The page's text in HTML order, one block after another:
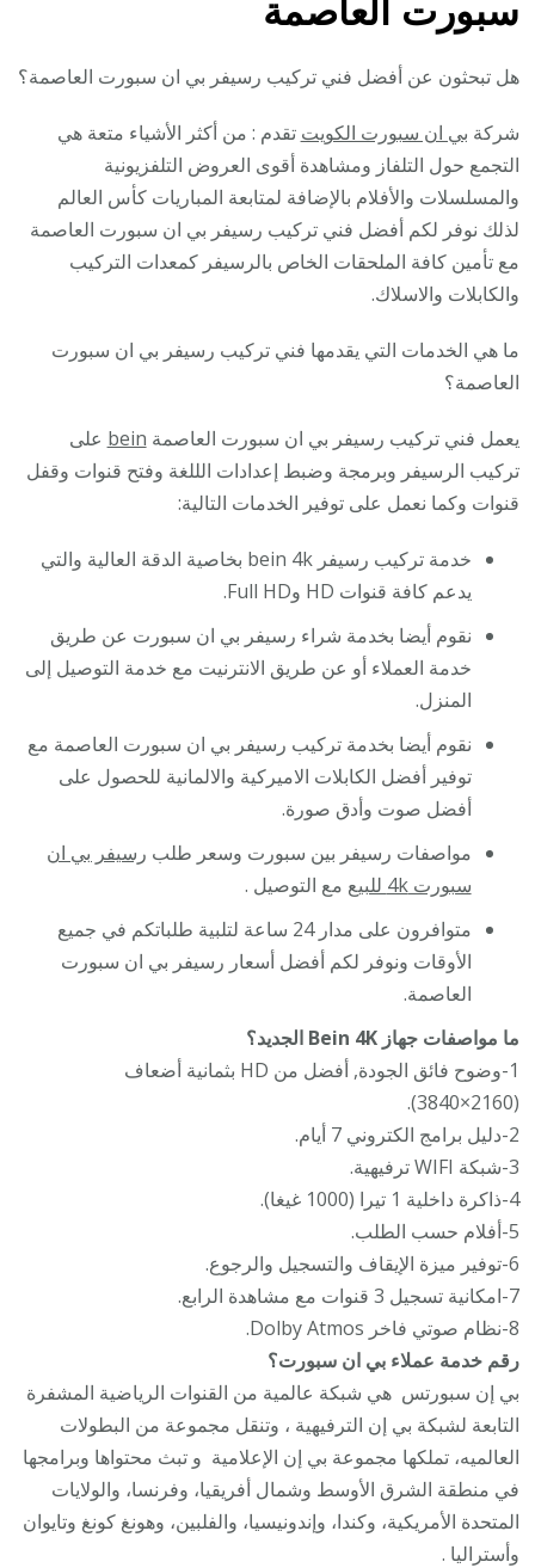
سبورت العاصمة
هل تبحثون عن أفضل فني تركيب رسيفر بي ان سبورت العاصمة؟
شركة بي ان سبورت الكويت تقدم : من أكثر الأشياء متعة هي
التجمع حول التلفاز ومشاهدة أقوى العروض التلفزيونية
والمسلسلات والأفلام بالإضافة لمتابعة المباريات كأس العالم
لذلك نوفر لكم أفضل فني تركيب رسيفر بي ان سبورت العاصمة
مع تأمين كافة الملحقات الخاص بالرسيفر كمعدات التركيب
والكابلات والاسلاك.
ما هي الخدمات التي يقدمها فني تركيب رسيفر بي ان سبورت
العاصمة؟
يعمل فني تركيب رسيفر بي ان سبورت العاصمة bein على
تركيب الرسيفر وبرمجة وضبط إعدادات الللغة وفتح قنوات وقفل
قنوات وكما نعمل على توفير الخدمات التالية:
خدمة تركيب رسيفر bein 4k بخاصية الدقة العالية والتي
يدعم كافة قنوات HD وFull HD.
نقوم أيضا بخدمة شراء رسيفر بي ان سبورت عن طريق
خدمة العملاء أو عن طريق الانترنيت مع خدمة التوصيل إلى
المنزل.
نقوم أيضا بخدمة تركيب رسيفر بي ان سبورت العاصمة مع
توفير أفضل الكابلات الاميركية والالمانية للحصول على
أفضل صوت وأدق صورة.
مواصفات رسيفر بين سبورت وسعر طلب رسيفر بي ان
سبورت 4k للبيع
مع التوصيل .
متوافرون على مدار 24 ساعة لتلبية طلباتكم في جميع
الأوقات ونوفر لكم أفضل أسعار رسيفر بي ان سبورت
العاصمة.
ما مواصفات جهاز Bein 4K الجديد؟
1-وضوح فائق الجودة, أفضل من HD بثمانية أضعاف
(2160×3840).
2-دليل برامج الكتروني 7 أيام.
3-شبكة WIFI ترفيهية.
4-ذاكرة داخلية 1 تيرا (1000 غيغا).
5-أفلام حسب الطلب.
6-توفير ميزة الإيقاف والتسجيل والرجوع.
7-امكانية تسجيل 3 قنوات مع مشاهدة الرابع.
8-نظام صوتي فاخر Dolby Atmos.
رقم خدمة عملاء بي ان سبورت؟
بي إن سبورتس ‏ هي شبكة عالمية من القنوات الرياضية المشفرة
التابعة لشبكة بي إن الترفيهية ‏، وتنقل مجموعة من البطولات
العالميه، تملكها مجموعة بي إن الإعلامية ‏ و تبث محتواها وبرامجها
في منطقة الشرق الأوسط وشمال أفريقيا، وفرنسا، والولايات
المتحدة الأمريكية، وكندا، وإندونيسيا، والفلبين، وهونغ كونغ وتايوان
وأستراليا .